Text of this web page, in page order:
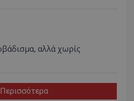
αλλά χωρίς
Περισσότερα